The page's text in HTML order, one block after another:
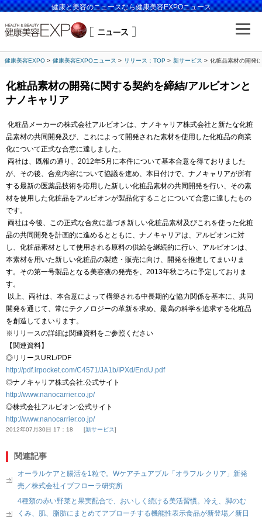
健康と美容のニュースなら健康美容EXPOニュース
健康美容EXPO 健康美容EXPOニュース リリース：TOP 新サービス 化粧品素材の開発
化粧品素材の開発に関する契約を締結/アルビオンと
ナノキャリア
化粧品メーカーの株式会社アルビオンは、ナノキャリア株式会社と新たな化粧
品素材の共同開発及び、これによって開発された素材を使用した化粧品の商業
化について正式な合意に達しました。
両社は、既報の通り、2012年5月に本件について基本合意を得ておりました
が、その後、合意内容について協議を進め、本日付けで、ナノキャリアが所有
する最新の医薬品技術を応用した新しい化粧品素材の共同開発を行い、その素
材を使用した化粧品をアルビオンが製品化することについて合意に達したもの
です。
両社は今後、この正式な合意に基づき新しい化粧品素材及びこれを使った化粧
品の共同開発を計画的に進めるとともに、ナノキャリアは、アルビオンに対
し、化粧品素材として使用される原料の供給を継続的に行い、アルビオンは、
本素材を用いた新しい化粧品の製造・販売に向け、開発を推進してまいりま
す。その第一号製品となる美容液の発売を、2013年秋ごろに予定しておりま
す。
以上、両社は、本合意によって構築される中長期的な協力関係を基本に、共同
開発を通じて、常にテクノロジーの革新を求め、最高の科学を追求する化粧品
を創造してまいります。
※リリースの詳細は関連資料をご参照ください
【関連資料】
◎リリースURL/PDF
http://pdf.irpocket.com/C4571/JA1b/IPXd/EndU.pdf
◎ナノキャリア株式会社:公式サイト
http://www.nanocarrier.co.jp/
◎株式会社アルビオン:公式サイト
http://www.nanocarrier.co.jp/
2012年07月30日 17：18 新サービス
関連記事
オーラルケアと腸活を1粒で。Wケアチュアブル「オラフル クリア」新発
売／株式会社イブフローラ研究所
4種類の赤い野菜と果実配合で、おいしく続ける美活習慣。冷え、脚のむ
くみ、肌、脂肪にまとめてアプローチする機能性表示食品が新登場／新日